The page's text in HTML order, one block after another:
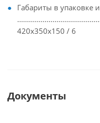
Габариты в упаковке
420х350х150 / 6
Документы